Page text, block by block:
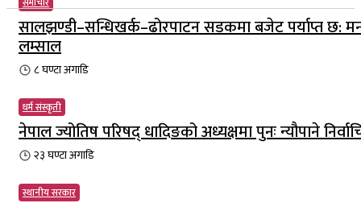
सालझण्डी–सन्धिखर्क–ढोरपाटन सडकमा बजेट पर्याप्त छ:
लम्साल
८ घण्टाअगाडि
धर्म संस्कृती
नेपाल ज्योतिष परिषद् धादिङको अध्यक्षमा पुनः न्यौपाने
२३ घण्टाअगाडि
स्थानीय सरकार